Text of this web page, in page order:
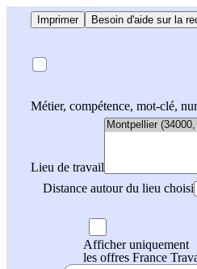
Imprimer Besoin d'aide sur la
Métier, compétence, mot-clé,
Lieu de travail
Distance autour du lieu choisi
Afficher uniquement
les offres France